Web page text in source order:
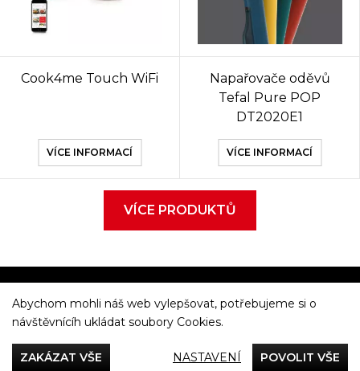
Cook4me Touch WiFi
VÍCE INFORMACÍ
Napařovače oděvů
Tefal Pure POP
DT2020E1
VÍCE INFORMACÍ
VÍCE PRODUKTŮ
Večeříme společně
Abychom mohli náš web vylepšovat, potřebujeme si o
návštěvnícíh ukládat soubory Cookies.
ZAKÁZAT VŠE NASTAVENÍ POVOLIT VŠE